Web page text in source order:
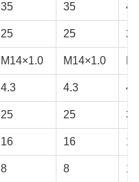
35 35 40
25 25 25
M14×1.0 M14×1.0
4.3 4.3
25 25 30
16 16 18
8 8 10